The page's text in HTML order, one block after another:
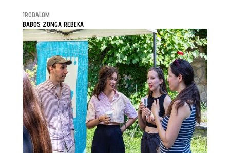
IRODALOM
BABOS ZONGA REBEKA